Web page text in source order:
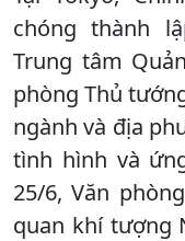
chóng thành
Trung tâm
phòng Thủ
ngành và địa
tình hình và
25/6, Văn
quan khí tượng